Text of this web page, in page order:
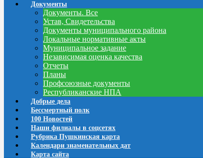
Документы
Документы. Все
Устав, Свидетельства
Документы муниципального района
Локальные нормативные акты
Муниципальное задание
Независимая оценка качества
Отчеты
Планы
Профсоюзные документы
Республиканские НПА
Добрые дела
Бессмертный полк
100 Новостей
Наши филиалы в соцсетях
Рубрика Пушкинская карта
Календари знаменательных дат
Карта сайта